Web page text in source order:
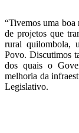
“Tivemos uma boa
de projetos que
rural quilombola,
Povo. Discutimos
dos quais o
melhoria da
Legislativo.